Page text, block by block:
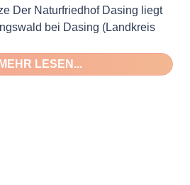
Der Naturfriedhof Dasing liegt
bei Dasing (Landkreis
MEHR LESEN...